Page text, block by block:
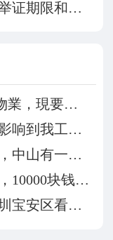
浅谈对民事诉讼一审案件中举证期限和答辩期间的理解
本人姓黃(女士)，中山有一物業，現要將物業轉讓給弟
分期乐暴力催收，已经严重影响到我工作和家人工作，原
你好，張律師！本人黃女士，中山有一物業，現要將物業
你好，我在分期乐上面借了，10000块钱，现在利息
我弟涉嫌诈骗，现羁押在深圳宝安区看守所，我们想请律